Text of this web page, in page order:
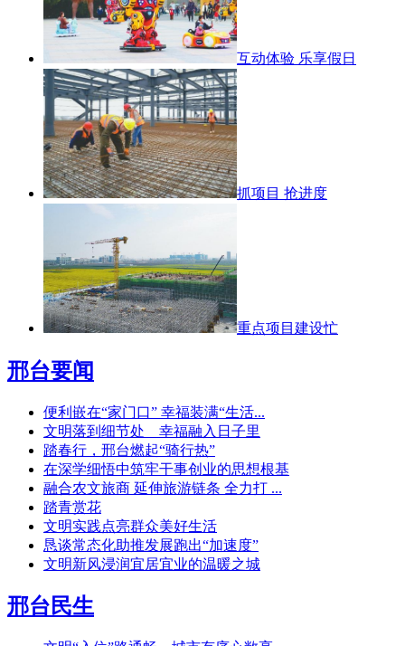
互动体验 乐享假日
抓项目 抢进度
重点项目建设忙
邢台要闻
便利嵌在“家门口” 幸福装满“生活...
文明落到细节处 幸福融入日子里
踏春行，邢台燃起“骑行热”
在深学细悟中筑牢干事创业的思想根基
融合农文旅商 延伸旅游链条 全力打 ...
踏青赏花
文明实践点亮群众美好生活
恳谈常态化助推发展跑出“加速度”
文明新风浸润宜居宜业的温暖之城
邢台民生